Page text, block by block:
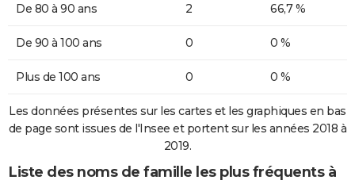
De 80 à 90 ans 2 66,7 %
De 90 à 100 ans 0 0 %
Plus de 100 ans 0 0 %
Les données présentes sur les cartes et les graphiques en bas
de page sont issues de l'Insee et portent sur les années 2018 à
2019.
Liste des noms de famille les plus fréquents à